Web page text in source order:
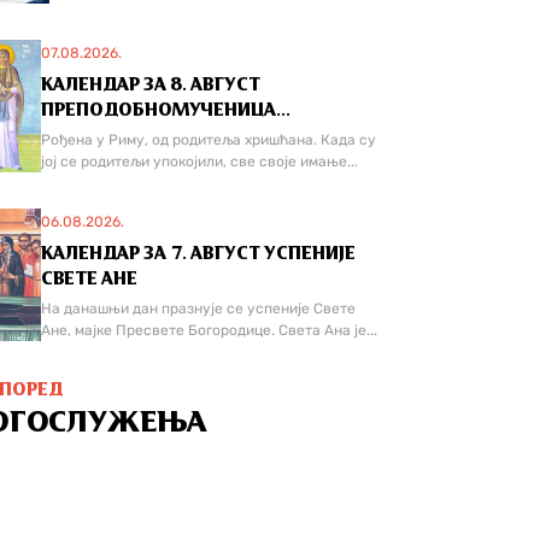
07.08.2026.
КАЛЕНДАР ЗА 8. АВГУСТ
ПРЕПОДОБНОМУЧЕНИЦА...
Рођена у Риму, од родитеља хришћана. Када су
јој се родитељи упокојили, све своје имање...
06.08.2026.
КАЛЕНДАР ЗА 7. АВГУСТ УСПЕНИЈЕ
СВЕТЕ АНЕ
На данашњи дан празнује се успеније Свете
Ане, мајке Пресвете Богородице. Света Ана је...